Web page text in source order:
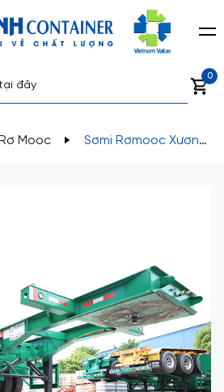
0
Mooc